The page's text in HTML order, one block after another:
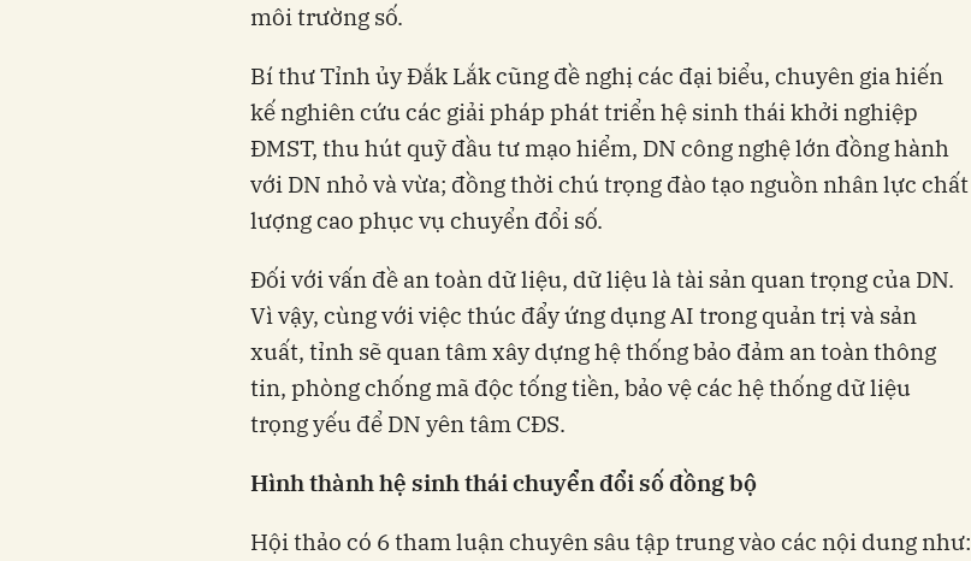
môi trường số.
Bí thư Tỉnh ủy Đắk Lắk cũng đề nghị các đại biểu, chuyên gia hiến
kế nghiên cứu các giải pháp phát triển hệ sinh thái khởi nghiệp
ĐMST, thu hút quỹ đầu tư mạo hiểm, DN công nghệ lớn đồng hành
với DN nhỏ và vừa; đồng thời chú trọng đào tạo nguồn nhân lực chất
lượng cao phục vụ chuyển đổi số.
Đối với vấn đề an toàn dữ liệu, dữ liệu là tài sản quan trọng của DN.
Vì vậy, cùng với việc thúc đẩy ứng dụng AI trong quản trị và sản
xuất, tỉnh sẽ quan tâm xây dựng hệ thống bảo đảm an toàn thông
tin, phòng chống mã độc tống tiền, bảo vệ các hệ thống dữ liệu
trọng yếu để DN yên tâm CĐS.
Hình thành hệ sinh thái chuyển đổi số đồng bộ
Hội thảo có 6 tham luận chuyên sâu tập trung vào các nội dung như: